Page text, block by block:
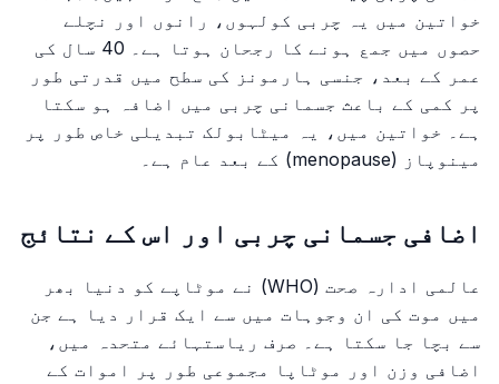
خواتین میں یہ چربی کولہوں، رانوں اور نچلے
حصوں میں جمع ہونے کا رجحان ہوتا ہے۔ 40 سال کی
عمر کے بعد، جنسی ہارمونز کی سطح میں قدرتی طور
پر کمی کے باعث جسمانی چربی میں اضافہ ہو سکتا
ہے۔ خواتین میں، یہ میٹابولک تبدیلی خاص طور پر
مینوپاز (menopause) کے بعد عام ہے۔
اضافی جسمانی چربی اور اس کے نتائج
عالمی ادارہ صحت (WHO) نے موٹاپے کو دنیا بھر
میں موت کی ان وجوہات میں سے ایک قرار دیا ہے جن
سے بچا جا سکتا ہے۔ صرف ریاستہائے متحدہ میں،
اضافی وزن اور موٹاپا مجموعی طور پر اموات کے